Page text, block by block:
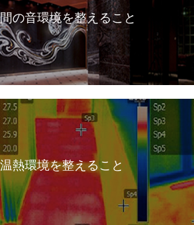
の音環境を整えること
温熱環境を整えること